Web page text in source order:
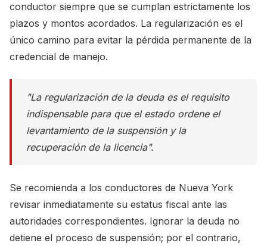
conductor siempre que se cumplan estrictamente los
plazos y montos acordados. La regularización es el
único camino para evitar la pérdida permanente de la
credencial de manejo.
"La regularización de la deuda es el requisito
indispensable para que el estado ordene el
levantamiento de la suspensión y la
recuperación de la licencia".
Se recomienda a los conductores de Nueva York
revisar inmediatamente su estatus fiscal ante las
autoridades correspondientes. Ignorar la deuda no
detiene el proceso de suspensión; por el contrario,